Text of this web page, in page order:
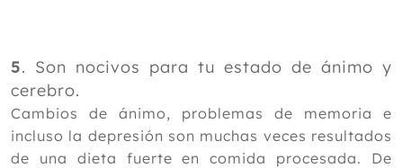
5. Son nocivos para tu estado de ánimo y
cerebro.
Cambios de ánimo, problemas de memoria e
incluso la depresión son muchas veces resultados
de una dieta fuerte en comida procesada. De